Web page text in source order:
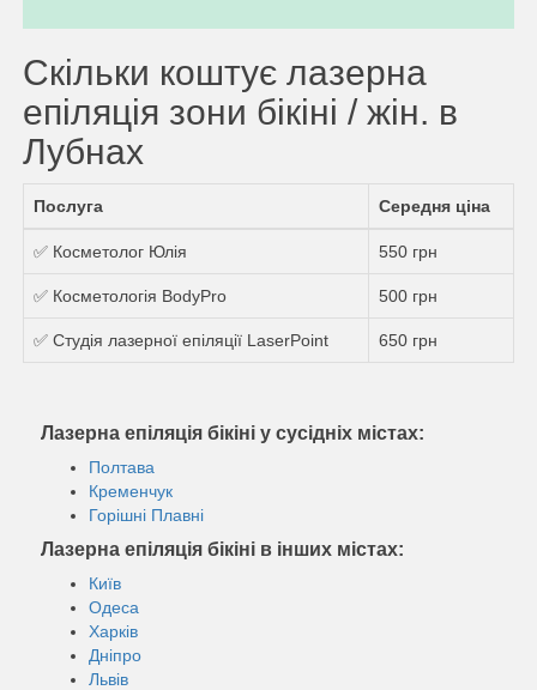
Скільки коштує лазерна
епіляція зони бікіні / жін. в
Лубнах
Послуга Середня ціна
✅ Косметолог Юлія 550 грн
✅ Косметологія BodyPro 500 грн
✅ Студія лазерної епіляції LaserPoint 650 грн
Лазерна епіляція бікіні у сусідніх містах:
Полтава
Кременчук
Горішні Плавні
Лазерна епіляція бікіні в інших містах:
Київ
Одеса
Харків
Дніпро
Львів